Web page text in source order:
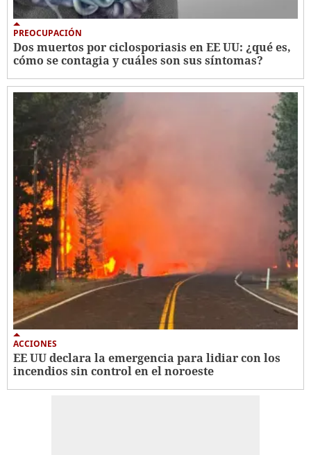
PREOCUPACIÓN
Dos muertos por ciclosporiasis en EE UU: ¿qué es,
cómo se contagia y cuáles son sus síntomas?
ACCIONES
EE UU declara la emergencia para lidiar con los
incendios sin control en el noroeste